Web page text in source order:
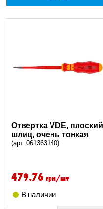
Отвертка VDE, плоский
шлиц, очень тонкая
(арт. 061363140)
479.76 грн/шт
В наличии